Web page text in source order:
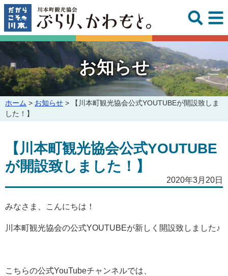
このページの本文へ
お知らせ
こ
の
位
ホーム > お知らせ >
【川本町観光協会公式YOUTUBEが開設致しま
した！】
【川本町観光協会公式YOUTUBE
が開設致しました！】
2020年3月20日
みなさま、こんにちは！
川本町観光協会の公式YOUTUBEが新しく開設致しました♪
こちらの公式YouTubeチャンネルでは、